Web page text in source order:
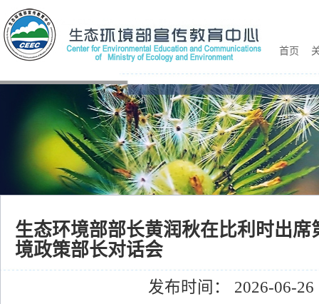
首页
生态环境部部长黄润秋在比利时出席
境政策部长对话会
发布时间： 2026-06-26